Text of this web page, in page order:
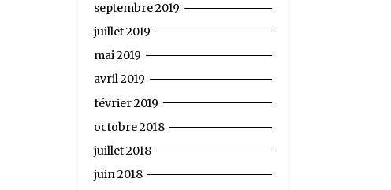
septembre 2019
juillet 2019
mai 2019
avril 2019
février 2019
octobre 2018
juillet 2018
juin 2018